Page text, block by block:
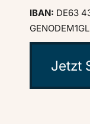
IBAN: DE63
Jetzt